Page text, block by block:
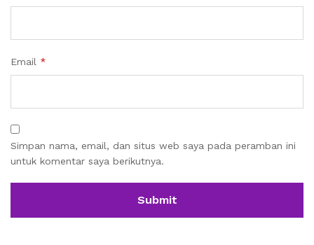
Email *
Simpan nama, email, dan situs web saya pada peramban ini
untuk komentar saya berikutnya.